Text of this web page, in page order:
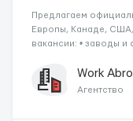
Предлагаем
Европы, Канаде,
вакансии: • заводы и
водители (различные
Work
Агентство